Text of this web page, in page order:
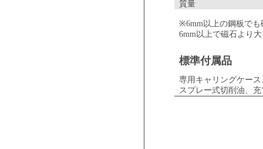
質量
※6mm以上の鋼板でも
6mm以上で磁石より
標準付属品
専用キャリングケー
スプレー式切削油、